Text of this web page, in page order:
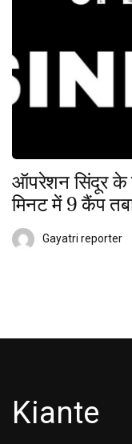
ऑपरेशन सिंदूर के
मिनट में 9 कैंप
Gayatri reporter
Kiante